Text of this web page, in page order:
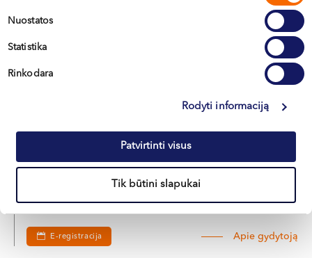
Nuostatos
Statistika
Rinkodara
Rodyti informaciją
Patvirtinti visus
Tik būtini slapukai
E-registracija Apie gydytoją
Plastinės ir rekonstrukcinės chirurgijos gydytojas
Klaipėda, Naujoji Uosto g. 9
E-registracija Apie gydytoją